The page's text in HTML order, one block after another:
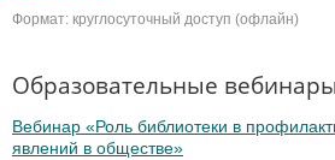
Формат: круглосуточный доступ (офлайн)
Образовательные вебинары
Вебинар «Роль библиотеки в
явлений в обществе»